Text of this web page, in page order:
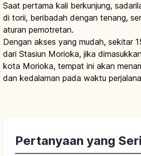
Saat pertama kali berkunjung,
di torii, beribadah dengan tenang,
aturan pemotretan.
Dengan akses yang mudah, sekitar
dari Stasiun Morioka, jika
kota Morioka, tempat ini akan
dan kedalaman pada waktu
Pertanyaan yang